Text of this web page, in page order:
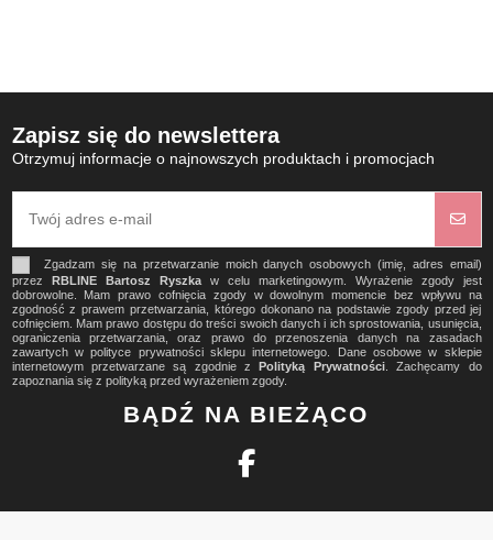
Zapisz się do newslettera
Otrzymuj informacje o najnowszych produktach i promocjach
Zgadzam się na przetwarzanie moich danych osobowych (imię, adres email)
przez
RBLINE Bartosz Ryszkaw celu marketingowym. Wyrażenie zgody jest
dobrowolne. Mam prawo cofnięcia zgody w dowolnym momencie bez wpływu na
zgodność z prawem przetwarzania, którego dokonano na podstawie zgody przed jej
cofnięciem. Mam prawo dostępu do treści swoich danych i ich sprostowania, usunięcia,
ograniczenia przetwarzania, oraz prawo do przenoszenia danych na zasadach
zawartych w polityce prywatności sklepu internetowego. Dane osobowe w sklepie
internetowym przetwarzane są zgodnie z
Polityką Prywatności. Zachęcamy do
zapoznania się z polityką przed wyrażeniem zgody.
BĄDŹ NA BIEŻĄCO